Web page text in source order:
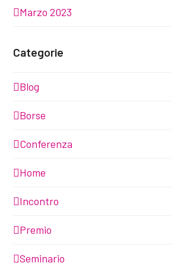
Marzo 2023
Categorie
Blog
Borse
Conferenza
Home
Incontro
Premio
Seminario